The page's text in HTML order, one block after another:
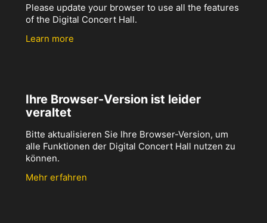
Please update your browser to use all the features
of the Digital Concert Hall.
Learn more
Ihre Browser-Version ist leider
veraltet
Bitte aktualisieren Sie Ihre Browser-Version, um
alle Funktionen der Digital Concert Hall nutzen zu
können.
Mehr erfahren